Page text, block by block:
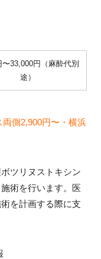
〜33,000円（麻酔代別
途）
側2,900円〜・横浜
ツリヌストキシン
術を行います。医
を計画する際に支